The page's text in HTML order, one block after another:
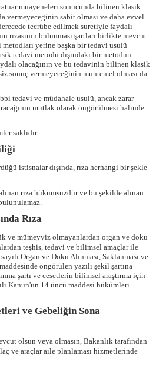
muayeneleri sonucunda bilinen klasik
vermeyeceğinin sabit olması ve daha evvel
tecrübe edilmek suretiyle faydalı
rızasının bulunması şartları birlikte mevcut
yerine başka bir tedavi usulü
tedavi metodu dışındaki bir metodun
olacağının ve bu tedavinin bilinen klasik
sonuç vermeyeceğinin muhtemel olması da
tedavi ve müdahale usulü, ancak zarar
mutlak olarak öngörülmesi halinde
saklıdır.
istisnalar dışında, rıza herhangi bir şekle
rıza hükümsüzdür ve bu şekilde alınan
Rıza
ve mümeyyiz olmayanlardan organ ve doku
teşhis, tedavi ve bilimsel amaçlar ile
Organ ve Doku Alınması, Saklanması ve
öngörülen yazılı şekil şartına
şartı ve cesetlerin bilimsel araştırma için
Kanun'un 14 üncü maddesi hükümleri
ve Gebeliğin Sona
olsun veya olmasın, Bakanlık tarafından
ve araçlar aile planlaması hizmetlerinde